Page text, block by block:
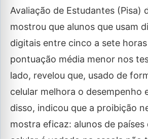
Avaliação de Estudantes (Pisa)
mostrou que alunos que usam
digitais entre cinco a sete
pontuação média menor nos
lado, revelou que, usado de
celular melhora o desempenho
disso, indicou que a proibição
mostra eficaz: alunos de países